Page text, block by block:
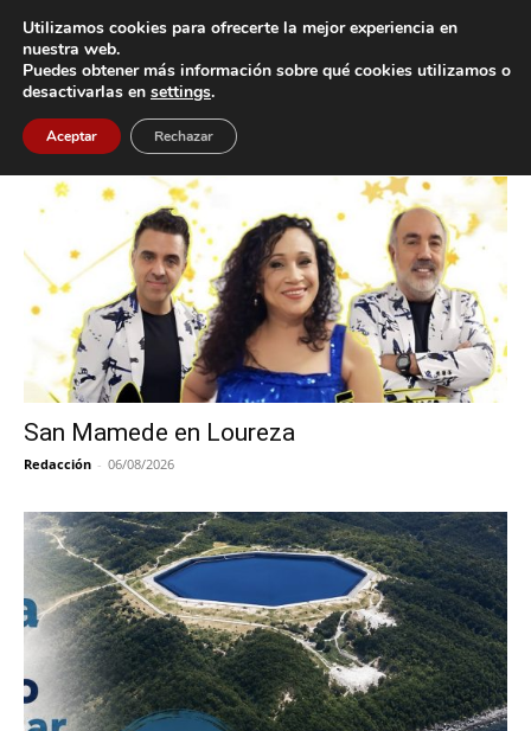
Inicio Etiquetas Loureza
Etiqueta: Loureza
San Mamede en Loureza
Redacción - 06/08/2026
Utilizamos cookies para ofrecerte la mejor experiencia en
nuestra web.
Puedes obtener más información sobre qué cookies utilizamos o
desactivarlas en settings.
Aceptar Rechazar